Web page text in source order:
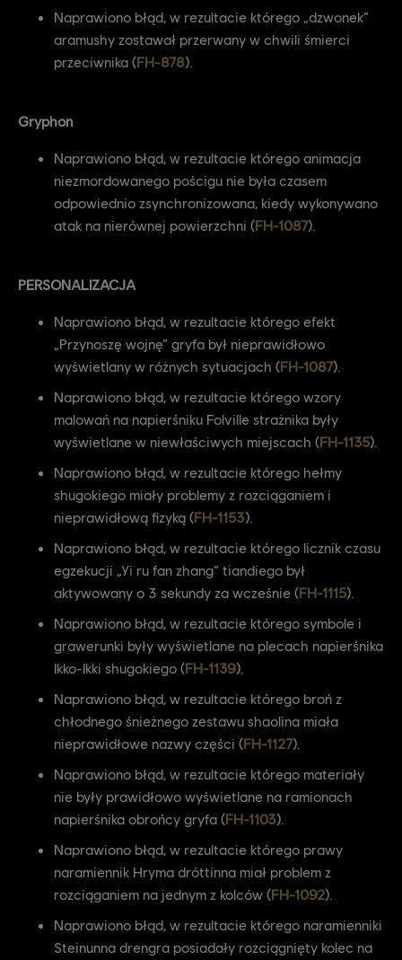
Naprawiono błąd, w rezultacie którego „dzwonek”
aramushy zostawał przerwany w chwili śmierci
przeciwnika (FH-878).
Gryphon
Naprawiono błąd, w rezultacie którego animacja
niezmordowanego pościgu nie była czasem
odpowiednio zsynchronizowana, kiedy wykonywano
atak na nierównej powierzchni (FH-1087).
PERSONALIZACJA
Naprawiono błąd, w rezultacie którego efekt
„Przynoszę wojnę” gryfa był nieprawidłowo
wyświetlany w różnych sytuacjach (FH-1087).
Naprawiono błąd, w rezultacie którego wzory
malowań na napierśniku Folville strażnika były
wyświetlane w niewłaściwych miejscach (FH-1135).
Naprawiono błąd, w rezultacie którego hełmy
shugokiego miały problemy z rozciąganiem i
nieprawidłową fizyką (FH-1153).
Naprawiono błąd, w rezultacie którego licznik czasu
egzekucji „Yi ru fan zhang” tiandiego był
aktywowany o 3 sekundy za wcześnie (FH-1115).
Naprawiono błąd, w rezultacie którego symbole i
grawerunki były wyświetlane na plecach napierśnika
Ikko-Ikki shugokiego (FH-1139).
Naprawiono błąd, w rezultacie którego broń z
chłodnego śnieżnego zestawu shaolina miała
nieprawidłowe nazwy części (FH-1127).
Naprawiono błąd, w rezultacie którego materiały
nie były prawidłowo wyświetlane na ramionach
napierśnika obrońcy gryfa (FH-1103).
Naprawiono błąd, w rezultacie którego prawy
naramiennik Hryma dróttinna miał problem z
rozciąganiem na jednym z kolców (FH-1092).
Naprawiono błąd, w rezultacie którego naramienniki
Steinunna drengra posiadały rozciągnięty kolec na